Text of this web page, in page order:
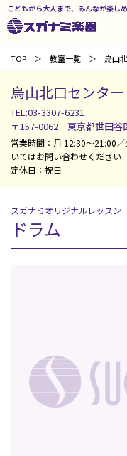
こどもから大人まで、みんなが楽し
TOP 教室一覧 烏山
烏山北口センター
TEL:03-3307-6231
〒157-0062 東京都世田谷
営業時間：月 12:30～21:00
いてはお問い合わせください
定休日：祝日
スガナミオリジナルレッスン
ドラム